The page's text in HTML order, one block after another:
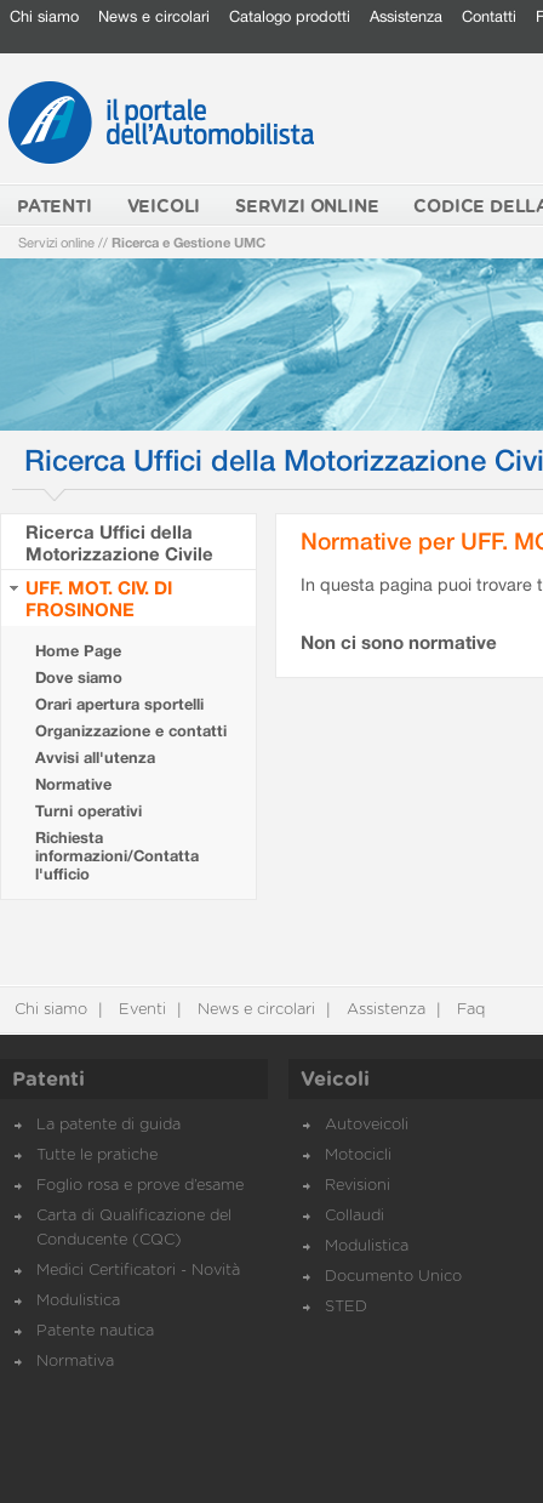
Chi siamo News e circolari Catalogo prodotti Assistenza Contatti
PATENTI VEICOLI SERVIZI ONLINE CODICE
Servizi online // Ricerca e Gestione UMC
Ricerca Uffici della Motorizzazione
Ricerca Uffici della
Motorizzazione Civile
UFF. MOT. CIV. DI
FROSINONE
Home Page
Dove siamo
Orari apertura sportelli
Organizzazione e contatti
Avvisi all'utenza
Normative
Turni operativi
Richiesta
informazioni/Contatta
l'ufficio
Normative per UFF.
In questa pagina puoi
Non ci sono normative
Chi siamo Eventi News e circolari Assistenza Faq
Patenti
La patente di guida
Tutte le pratiche
Foglio rosa e prove d’esame
Carta di Qualificazione del
Conducente (CQC)
Medici Certificatori - Novità
Modulistica
Patente nautica
Normativa
Veicoli
Autoveicoli
Motocicli
Revisioni
Collaudi
Modulistica
Documento Unico
STED